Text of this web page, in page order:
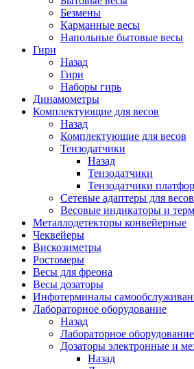
Безмены
Карманные весы
Напольные бытовые весы
Гири
Назад
Гири
Наборы гирь
Динамометры
Комплектующие для весов
Назад
Комплектующие для весов
Тензодатчики
Назад
Тензодатчики
Тензодатчики
Сетевые адаптеры для весов
Весовые индикаторы и
Металлодетекторы конвейерные
Чеквейеры
Вискозиметры
Ростомеры
Весы для фреона
Весы дозаторы
Инфотерминалы
Лабораторное оборудование
Назад
Лабораторное оборудование
Дозаторы электронные и
Назад